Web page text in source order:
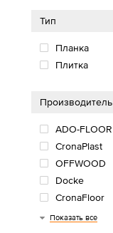
Тип
Планка
Плитка
Производитель
ADO-FLOOR
CronaPlast
OFFWOOD
Docke
CronaFloor
Tarkett
Dew
Показать все